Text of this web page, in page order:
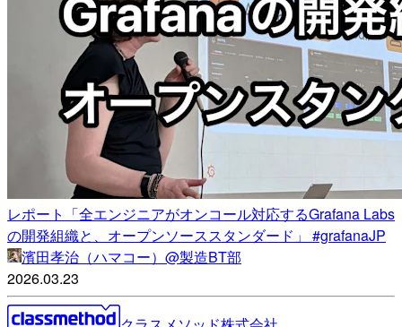
レポート「全エンジニアがオンコール対応するGrafana Labs
の開発組織と、オープンソーススタンダード」 #grafanaJP
濱田孝治（ハマコー）@製造BT部
2026.03.23